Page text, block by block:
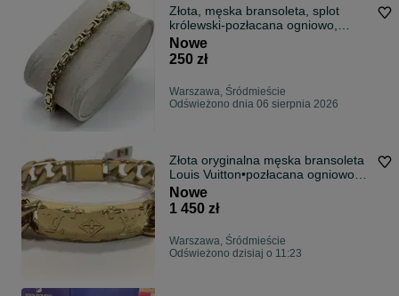
Złota, męska bransoleta, splot
królewski-pozłacana ogniowo,
wybita próba 585
Nowe
250 zł
Warszawa, Śródmieście
Odświeżono dnia 06 sierpnia 2026
Złota oryginalna męska bransoleta
Louis Vuitton•pozłacana ogniowo
585
Nowe
1 450 zł
Warszawa, Śródmieście
Odświeżono dzisiaj o 11:23